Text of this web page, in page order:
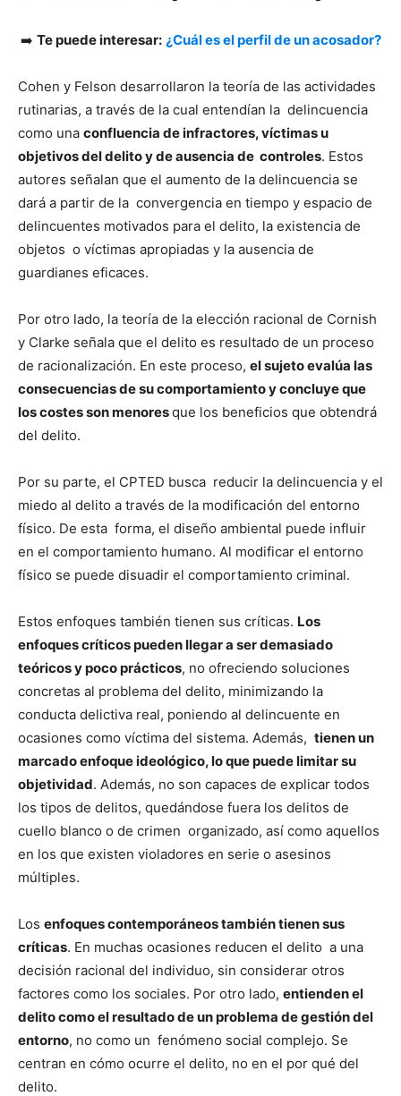
➡️ Te puede interesar: ¿Cuál es el perfil de un acosador?
Cohen y Felson desarrollaron la teoría de las actividades
rutinarias, a través de la cual entendían la delincuencia
como una confluencia de infractores, víctimas u
objetivos del delito y de ausencia de controles. Estos
autores señalan que el aumento de la delincuencia se
dará a partir de la convergencia en tiempo y espacio de
delincuentes motivados para el delito, la existencia de
objetos o víctimas apropiadas y la ausencia de
guardianes eficaces.
Por otro lado, la teoría de la elección racional de Cornish
y Clarke señala que el delito es resultado de un proceso
de racionalización. En este proceso, el sujeto evalúa las
consecuencias de su comportamiento y concluye que
los costes son menoresque los beneficios que obtendrá
del delito.
Por su parte, el CPTED busca reducir la delincuencia y el
miedo al delito a través de la modificación del entorno
físico. De esta forma, el diseño ambiental puede influir
en el comportamiento humano. Al modificar el entorno
físico se puede disuadir el comportamiento criminal.
Estos enfoques también tienen sus críticas. Los
enfoques críticos pueden llegar a ser demasiado
teóricos y poco prácticos, no ofreciendo soluciones
concretas al problema del delito, minimizando la
conducta delictiva real, poniendo al delincuente en
ocasiones como víctima del sistema. Además, tienen un
marcado enfoque ideológico, lo que puede limitar su
objetividad. Además, no son capaces de explicar todos
los tipos de delitos, quedándose fuera los delitos de
cuello blanco o de crimen organizado, así como aquellos
en los que existen violadores en serie o asesinos
múltiples.
Los enfoques contemporáneos también tienen sus
críticas. En muchas ocasiones reducen el delito a una
decisión racional del individuo, sin considerar otros
factores como los sociales. Por otro lado, entienden el
delito como el resultado de un problema de gestión del
entorno, no como un fenómeno social complejo. Se
centran en cómo ocurre el delito, no en el por qué del
delito.